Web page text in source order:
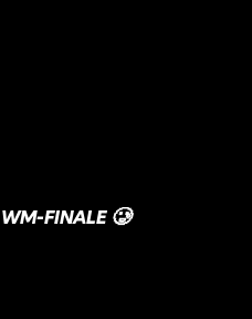
WM-FINALE 🥲